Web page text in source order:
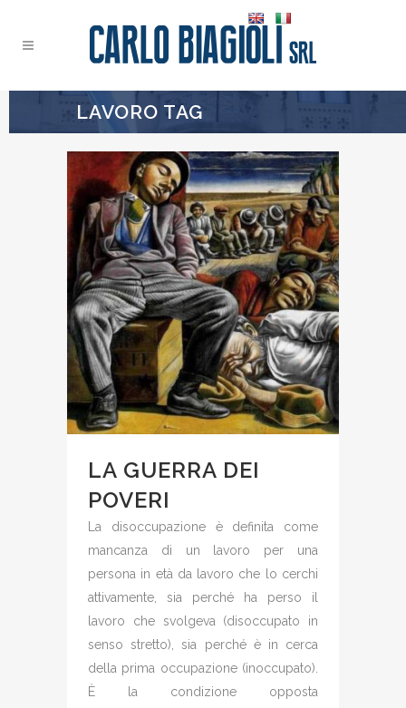
LAVORO TAG
LA GUERRA DEI
POVERI
La disoccupazione è definita come
mancanza di un lavoro per una
persona in età da lavoro che lo cerchi
attivamente, sia perché ha perso il
lavoro che svolgeva (disoccupato in
senso stretto), sia perché è in cerca
della prima occupazione (inoccupato).
È la condizione opposta